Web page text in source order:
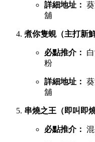
詳細地址：
舖
煮你隻蜆（主打新
必點推介：
粉
詳細地址：
舖
串燒之王（即叫即
必點推介：